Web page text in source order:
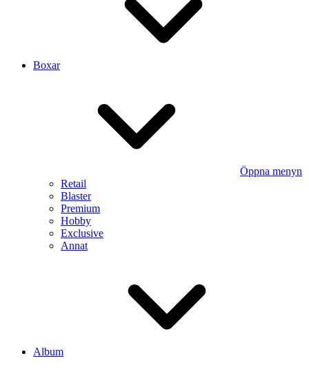
Boxar
Öppna menyn
Retail
Blaster
Premium
Hobby
Exclusive
Annat
Album